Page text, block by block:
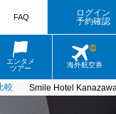
エンタメ
ツアー
海外航空券
FAQ
ログイン
予約確認
較 Smile Hotel